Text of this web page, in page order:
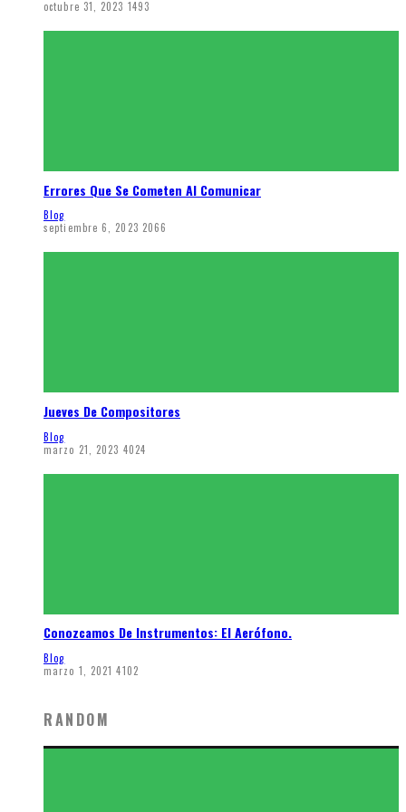
octubre 31, 2023 1493
Errores Que Se Cometen Al Comunicar
Blog
septiembre 6, 2023 2066
Jueves De Compositores
Blog
marzo 21, 2023 4024
Conozcamos De Instrumentos: El Aerófono.
Blog
marzo 1, 2021 4102
RANDOM